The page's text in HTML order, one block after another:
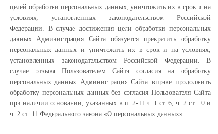
целей обработки персональных данных, уничтожить их в срок и на
условиях, установленных законодательством Российской
Федерации. В случае достижения цели обработки персональных
данных Администрация Сайта обязуется прекратить обработку
персональных данных и уничтожить их в срок и на условиях,
установленных законодательством Российской Федерации. В
случае отзыва Пользователем Сайта согласия на обработку
персональных данных Администрация Сайта вправе продолжить
обработку персональных данных без согласия Пользователя Сайта
при наличии оснований, указанных в п. 2-11 ч. 1 ст. 6, ч. 2 ст. 10 и
ч. 2 ст. 11 Федерального закона «О персональных данных».